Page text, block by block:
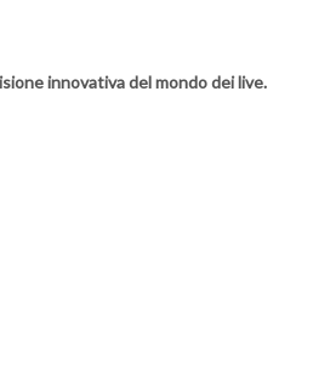
innovativa del mondo dei live.